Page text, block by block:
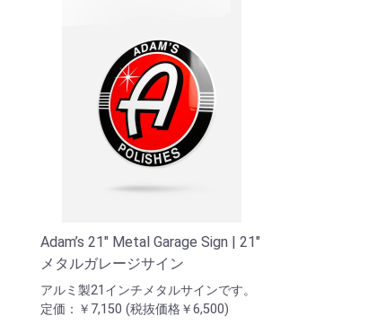
Adam’s 21" Metal Garage Sign | 21"
メタルガレージサイン
アルミ製21インチメタルサインです。
定価：￥7,150 (税抜価格￥6,500)